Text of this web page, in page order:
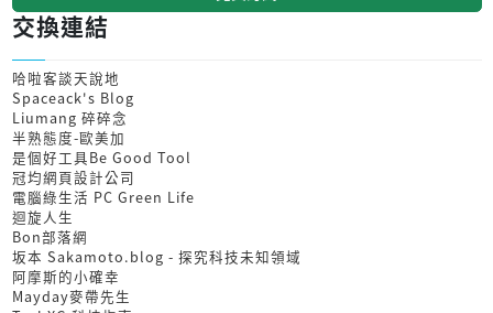
交換連結
哈啦客談天說地
Spaceack's Blog
Liumang 碎碎念
半熟態度-歐美加
是個好工具Be Good Tool
冠均網頁設計公司
電腦綠生活 PC Green Life
迴旋人生
Bon部落網
坂本 Sakamoto.blog - 探究科技未知領域
阿摩斯的小確幸
Mayday麥帶先生